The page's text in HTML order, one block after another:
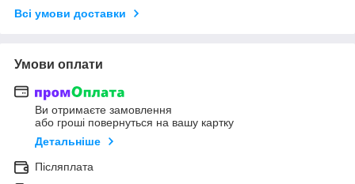
Всі умови доставки
Умови оплати
Ви отримаєте замовлення
або гроші повернуться на вашу картку
Детальніше
Післяплата